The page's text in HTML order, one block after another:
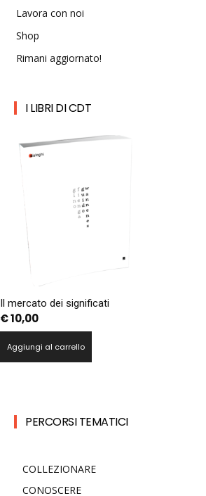
Lavora con noi
Shop
Rimani aggiornato!
I LIBRI DI CDT
Il mercato dei significati
€10,00
Aggiungi al carrello
PERCORSI TEMATICI
COLLEZIONARE
CONOSCERE